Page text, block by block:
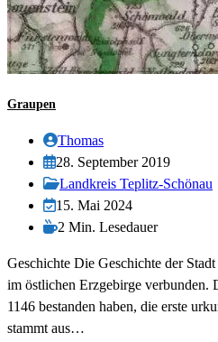
Graupen
Beitrags-
Autor:
Thomas
Beitrag
veröffentlicht:
28. September 2019
Beitrags-
Kategorie:
Landkreis Teplitz-Schönau
Beitrag
zuletzt
am:
15. Mai 2024
Lesedauer:
2 Min. Lesedauer
Geschichte Die Geschichte der
im östlichen Erzgebirge verbunden.
1146 bestanden haben, die erste
stammt aus…